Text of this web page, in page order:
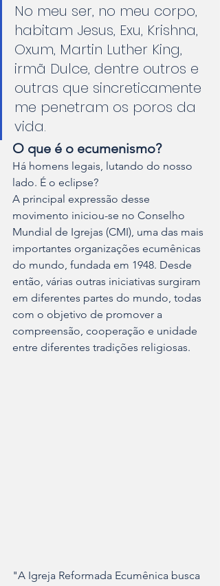
No meu ser, no meu corpo,
habitam Jesus, Exu, Krishna,
Oxum, Martin Luther King,
irmã Dulce, dentre outros e
outras que sincreticamente
me penetram os poros da
vida.
O que é o ecumenismo?
Há homens legais, lutando do nosso
lado. É o eclipse?
A principal expressão desse
movimento iniciou-se no Conselho
Mundial de Igrejas (CMI), uma das mais
importantes organizações ecumênicas
do mundo, fundada em 1948. Desde
então, várias outras iniciativas surgiram
em diferentes partes do mundo, todas
com o objetivo de promover a
compreensão, cooperação e unidade
entre diferentes tradições religiosas.
"A Igreja Reformada Ecumênica busca